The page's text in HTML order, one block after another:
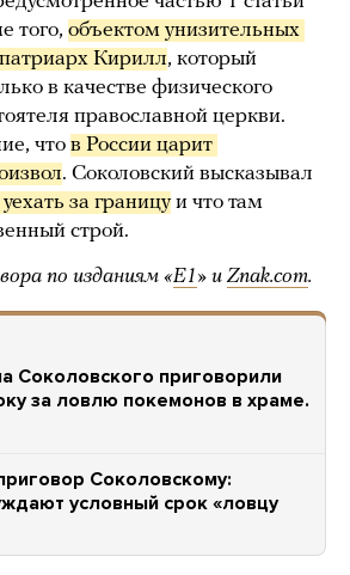
того, объектом унизительных
Кирилл, который
в качестве физического
православной церкви.
что в России царит
. Соколовский высказывал
за границуи что там
строй.
по изданиям «Е1» и Znak.com.
Соколовского приговорили
за ловлю покемонов в храме.
Соколовскому:
условный срок «ловцу